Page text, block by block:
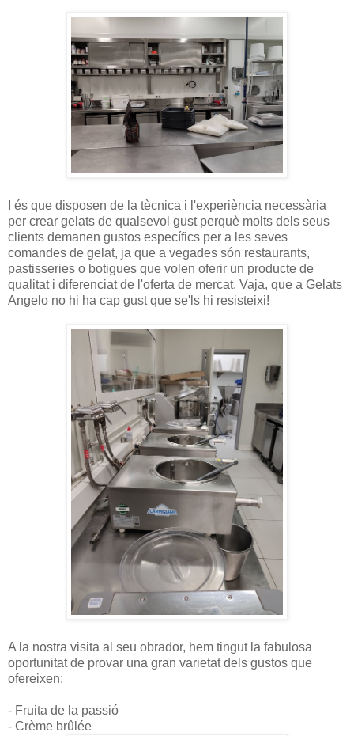
I és que disposen de la tècnica i l'experiència necessària
per crear gelats de qualsevol gust perquè molts dels seus
clients demanen gustos específics per a les seves
comandes de gelat, ja que a vegades són restaurants,
pastisseries o botigues que volen oferir un producte de
qualitat i diferenciat de l'oferta de mercat. Vaja, que a Gelats
Angelo no hi ha cap gust que se'ls hi resisteixi!
A la nostra visita al seu obrador, hem tingut la fabulosa
oportunitat de provar una gran varietat dels gustos que
ofereixen:
- Fruita de la passió
- Crème brûlée